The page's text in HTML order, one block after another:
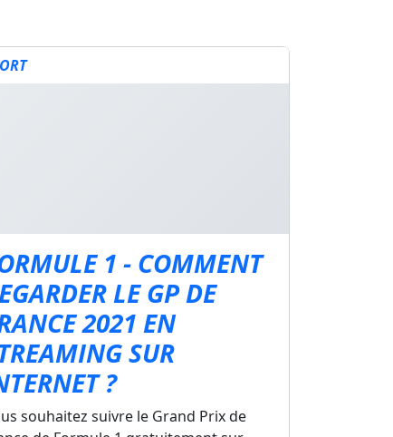
1 - COMMENT
LE GP DE
2021 EN
SUR
?
souhaitez suivre le Grand Prix de